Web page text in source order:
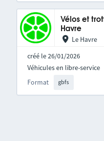
Vélos et
Havre
Le Havre
créé le 26/01/2026
Format gbfs
Véhicules en libre-service